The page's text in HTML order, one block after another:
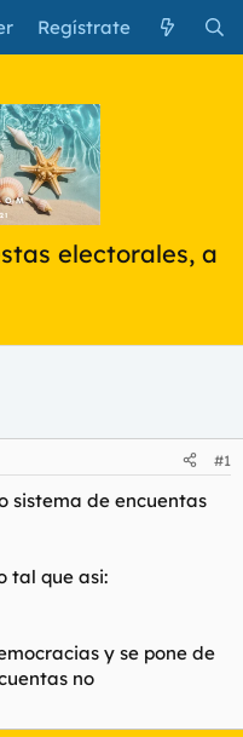
Regístrate
electorales, a
#1
sistema de encuentas
tal que asi:
y se pone de
no